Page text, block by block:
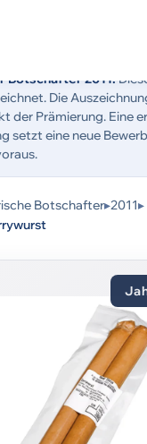
Botschafter 2011:
Die
der Prämierung. Eine
setzt eine neue
Botschafter▸2011▸